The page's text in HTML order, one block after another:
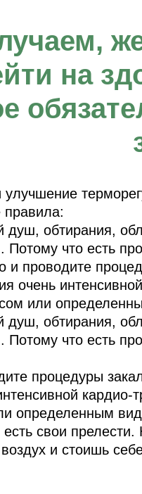
правила:
обтирания,
Потому что есть
и проводите
очень
или
обтирания,
Потому что есть
процедуры
определенным
свои
и стоишь
на